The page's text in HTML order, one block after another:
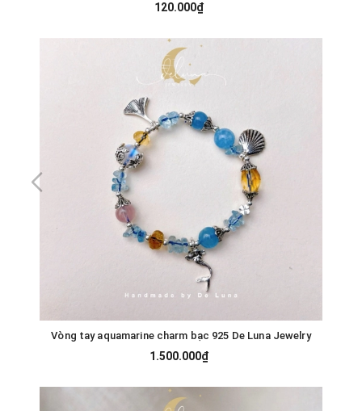
120.000₫
Vòng tay aquamarine charm bạc 925 De Luna Jewelry
1.500.000₫